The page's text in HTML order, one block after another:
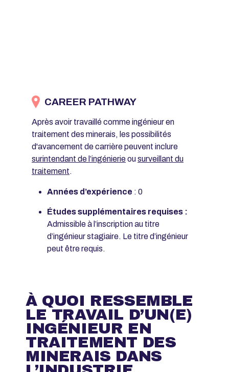
CAREER PATHWAY
Après avoir travaillé comme ingénieur en
traitement des minerais, les possibilités
d'avancement de carrière peuvent inclure
surintendant de l’ingénierieousurveillant du
traitement.
Années d’expérience : 0
Études supplémentaires requises :
Admissible à l’inscription au titre
d’ingénieur stagiaire. Le titre d’ingénieur
peut être requis.
À QUOI RESSEMBLE
LE TRAVAIL D’UN(E)
INGÉNIEUR EN
TRAITEMENT DES
MINERAIS DANS